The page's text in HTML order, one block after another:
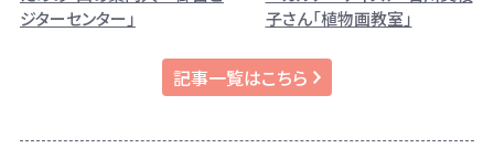
ジターセンター」
子さん「植物画教室」
記事一覧はこちら